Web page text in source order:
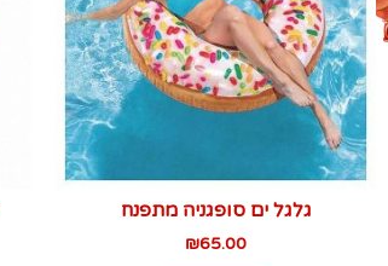
גלגל ים סופגניה מתפנח
₪65.00